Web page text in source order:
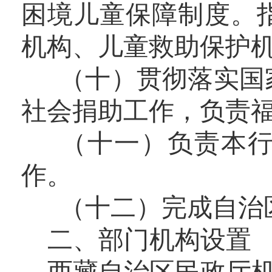
困境儿童保障制度。
机构、儿童救助保护
（十）贯彻落实国
社会捐助工作，负责
（十一）负责本行
作。
（十二）完成自治
二、部门机构设置